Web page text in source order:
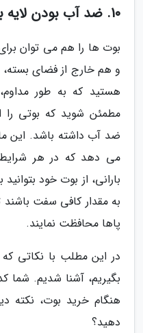
10. ضد آب بودن لایه بیرونی
بوت ها را هم می توان
و هم خارج از فضای بسته،
هستید که به طور
مطمئن شوید که بوتی را
ضد آب داشته باشد. این
می دهد که در هر شرایط
بارانی، از بوت خود
به مقدار کافی سفت
پاها محافظت نمایند.
در این مطلب با نکاتی
بگیریم، آشنا شدیم. شما
هنگام خرید بوت، نکته
دهید؟